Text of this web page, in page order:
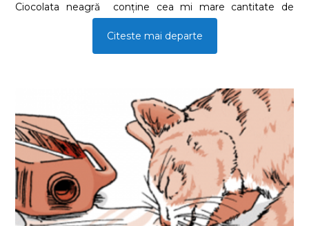
Ciocolata neagră conține cea mi mare cantitate de
teobromină și este cea mai toxică.
2. Ceapă și Usturoi: Aceste legume conțin substanțe și
sângele animalelor, provocând anemie prin distrugerea
hematiilor, methemoglobinemie, iritații gastrointestinale,
cum ar fi vărsăturile și diareea, iar consumul unei cantități
mari dă dificultăți de respirație și insuficiență renală. Atât
ceapa cât și usturoiul, fie în formă crudă sau gătită, sunt
periculoase pentru animalele de companie.
Citeste mai departe